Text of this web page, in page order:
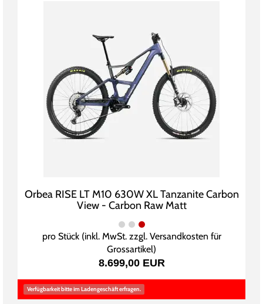
Orbea RISE LT M10 630W XL Tanzanite Carbon
View - Carbon Raw Matt
pro Stück (inkl. MwSt. zzgl. Versandkosten für
Grossartikel)
8.699,00 EUR
Verfügbarkeit bitte im Ladengeschäft erfragen.